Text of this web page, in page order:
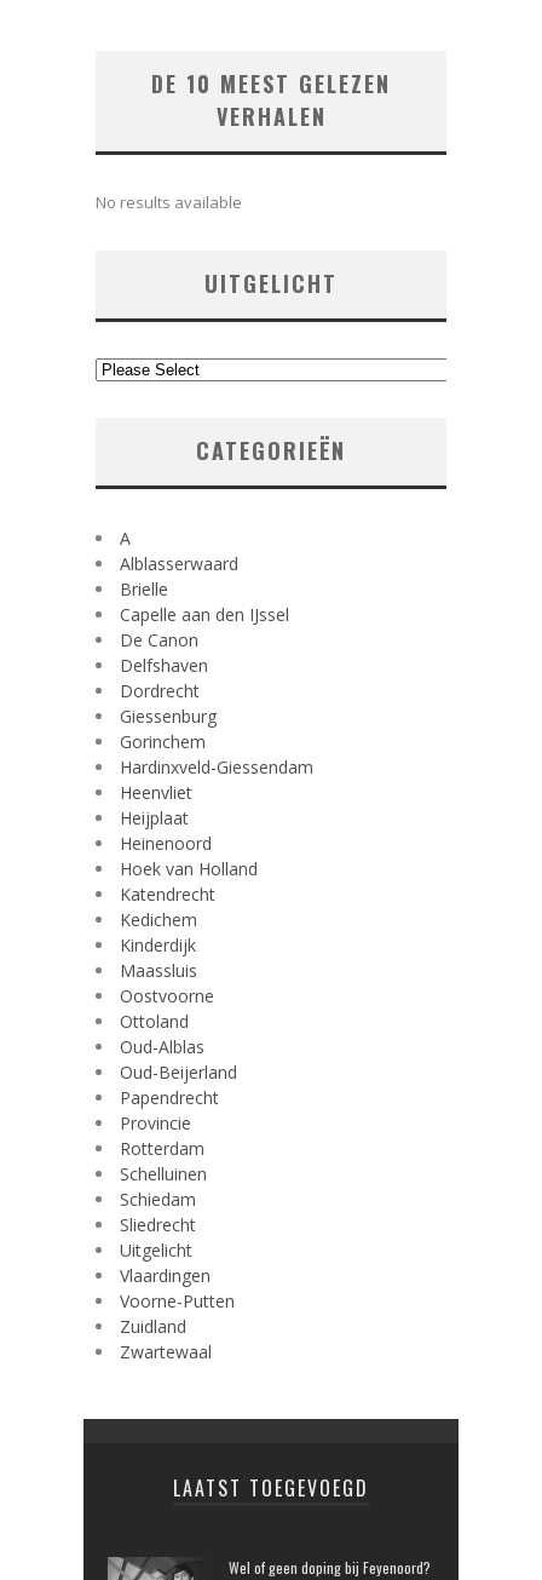
DE 10 MEEST GELEZEN
VERHALEN
No results available
UITGELICHT
CATEGORIEËN
A
Alblasserwaard
Brielle
Capelle aan den IJssel
De Canon
Delfshaven
Dordrecht
Giessenburg
Gorinchem
Hardinxveld-Giessendam
Heenvliet
Heijplaat
Heinenoord
Hoek van Holland
Katendrecht
Kedichem
Kinderdijk
Maassluis
Oostvoorne
Ottoland
Oud-Alblas
Oud-Beijerland
Papendrecht
Provincie
Rotterdam
Schelluinen
Schiedam
Sliedrecht
Uitgelicht
Vlaardingen
Voorne-Putten
Zuidland
Zwartewaal
LAATST TOEGEVOEGD
Wel of geen doping bij Feyenoord?